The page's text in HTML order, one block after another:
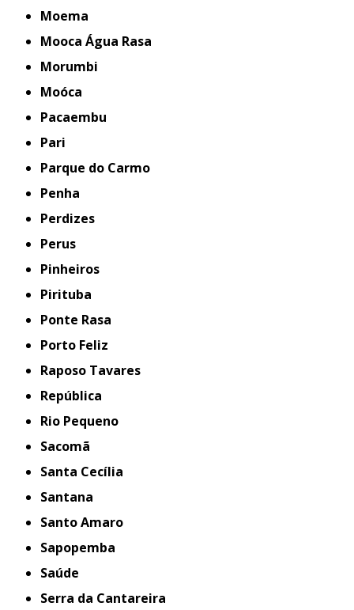
Moema
Mooca Água Rasa
Morumbi
Moóca
Pacaembu
Pari
Parque do Carmo
Penha
Perdizes
Perus
Pinheiros
Pirituba
Ponte Rasa
Porto Feliz
Raposo Tavares
República
Rio Pequeno
Sacomã
Santa Cecília
Santana
Santo Amaro
Sapopemba
Saúde
Serra da Cantareira